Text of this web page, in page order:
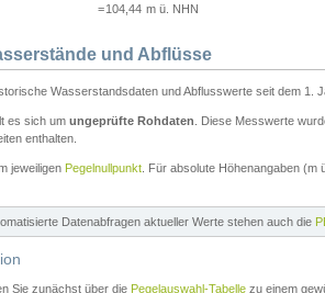
=104,44 m ü. NHN
und Abflüsse
Wasserstandsdaten und Abflusswerte seit dem 1.
es sich um ungeprüfte Rohdaten . Diese Messwerte
enthalten.
jeweiligen Pegelnullpunkt . Für absolute Höhenangaben
Datenabfragen aktueller Werte stehen auch die
Sie zunächst über die Pegelauswahl-Tabelle zu einem